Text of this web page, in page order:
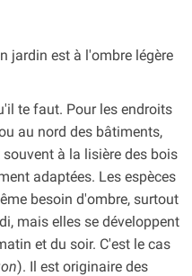
jardin est à l'ombre légère
te faut. Pour les endroits
au nord des bâtiments,
à la lisière des bois
adaptées. Les espèces
besoin d'ombre, surtout
mais elles se développent
et du soir. C'est le cas
). Il est originaire des